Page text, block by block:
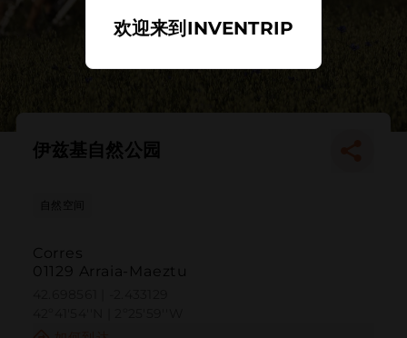
伊兹基自然公园
自然空间
Corres
01129 Arraia-Maeztu
欢迎来到INVENTRIP